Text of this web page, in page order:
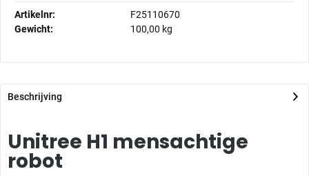
Artikelnr:
F25110670
Gewicht:
100,00 kg
Beschrijving
Unitree H1 mensachtige
robot